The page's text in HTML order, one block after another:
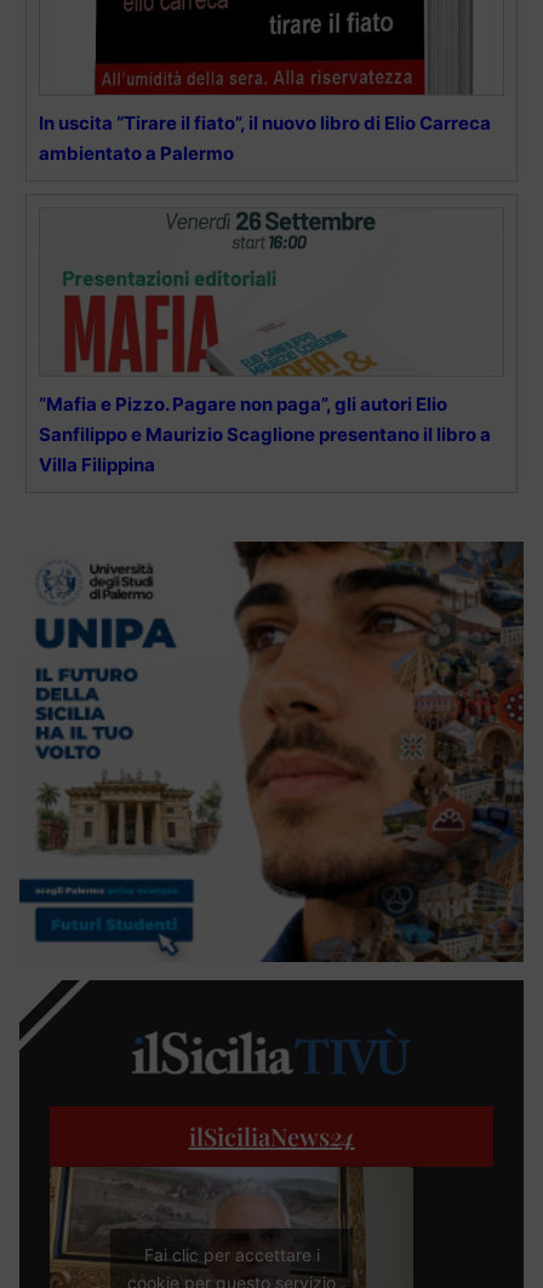
In uscita “Tirare il fiato”, il nuovo libro di Elio Carreca
ambientato a Palermo
“Mafia e Pizzo. Pagare non paga”, gli autori Elio
Sanfilippo e Maurizio Scaglione presentano il libro a
Villa Filippina
ilSiciliaNews24
Fai clic per accettare i
cookie per questo servizio